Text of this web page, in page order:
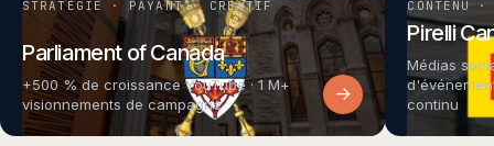
STRATÉGIE · PAYANT · CRÉATIF
Parliament of Canada
+500 % de croissance YouTube · 1 M+
visionnements de campagne
→
CONTENU
Pirelli
Médias
continu